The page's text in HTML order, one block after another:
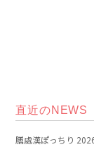
直近のNEWS
膳處漢ぽっちり